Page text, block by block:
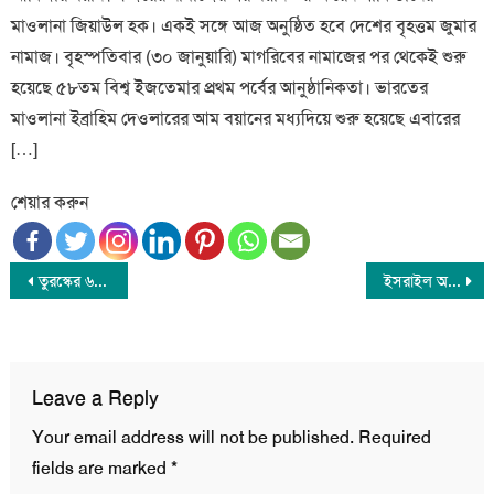
মাওলানা জিয়াউল হক। একই সঙ্গে আজ অনুষ্ঠিত হবে দেশের বৃহত্তম জুমার
নামাজ। বৃহস্পতিবার (৩০ জানুয়ারি) মাগরিবের নামাজের পর থেকেই শুরু
হয়েছে ৫৮তম বিশ্ব ইজতেমার প্রথম পর্বের আনুষ্ঠানিকতা। ভারতের
মাওলানা ইব্রাহিম দেওলারের আম বয়ানের মধ্যদিয়ে শুরু হয়েছে এবারের
[…]
শেয়ার করুন
Post
তুরস্কের ৬০০ বছরের পুরোনো মসজিদটি খুলে দেয়া হল ইসরাইল অধিকৃত গোলান মালভূমিতে আবারও ইরাকি ড্রোন হামলা
Leave a Reply
Your email address will not be published. Required
fields are marked *